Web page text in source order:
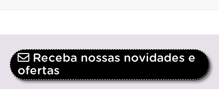
Receba nossas novidades e
ofertas